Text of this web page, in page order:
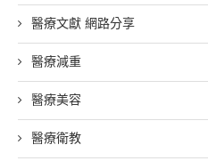
醫療文獻 網路分享
醫療減重
醫療美容
醫療衛教